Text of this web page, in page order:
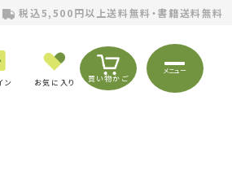
税込5,500円以上送料無料・書籍送料無料
ン お気に入り 買い物かご
メニュー